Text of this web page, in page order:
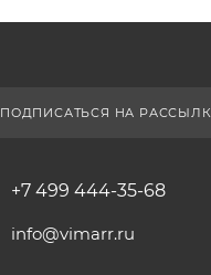
ПОДПИСАТЬСЯ НА
+7 499 444-35-68
info@vimarr.ru